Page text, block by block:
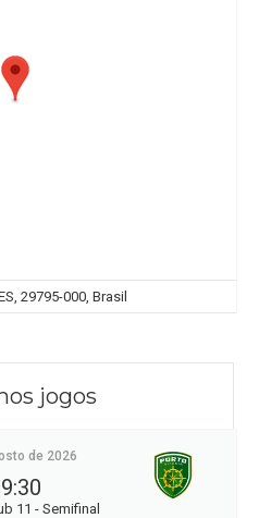
29795-000, Brasil
jogos
de 2026
11 - Semifinal